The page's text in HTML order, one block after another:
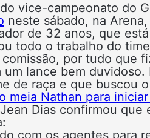
vice-campeonato do
neste sábado, na
de 32 anos, que
todo o trabalho do
por tudo que
lance bem
de raça e que buscou
meia Nathan para
Dias confirmou
com os agentes para